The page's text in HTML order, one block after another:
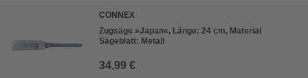
CONNEX
Zugsäge »Japan«, Länge: 24 cm, Material
Sägeblatt: Metall
34,99 €